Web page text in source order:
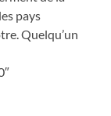
pays
Quelqu’un